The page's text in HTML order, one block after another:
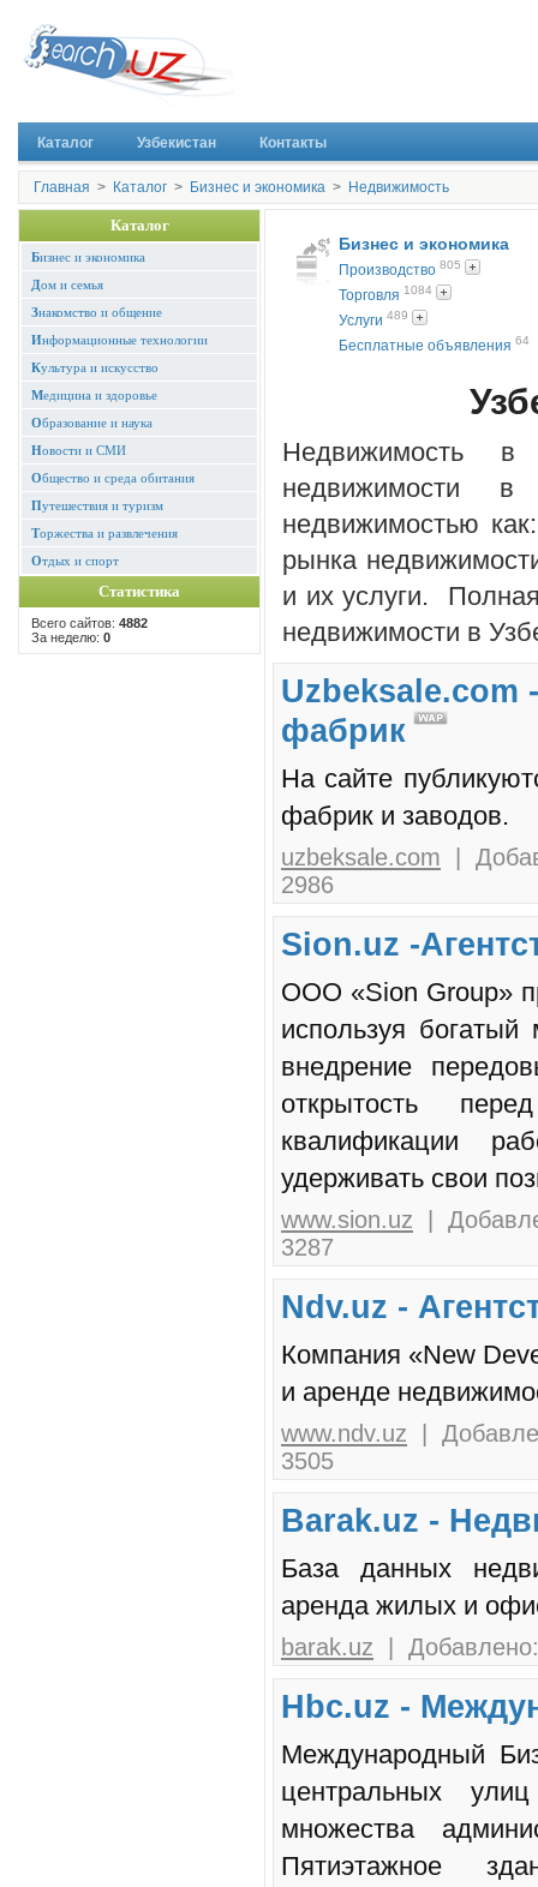
Каталог Узбекистан Контакты
Главная > Каталог > Бизнес и экономика > Недвижимость
Каталог
Бизнес и экономика
Дом и семья
Знакомство и общение
Информационные технологии
Культура и искусство
Медицина и здоровье
Образование и наука
Новости и СМИ
Общество и среда обитания
Путешествия и туризм
Торжества и развлечения
Отдых и спорт
Статистика
Всего сайтов: 4882
За неделю: 0
Бизнес и экономика
Производство 805
Торговля 1084
Услуги 489
Бесплатные объявления 64
Недвижимость в
недвижимости
недвижимостью
рынка
и их услуги.
недвижимости в
Uzbeksale.com
фабрик
На сайте
фабрик и заводов.
uzbeksale.com |
2986
Sion.uz -
ООО «Sion Group»
используя богатый
внедрение
открытость
квалификации
удерживать свои
www.sion.uz |
3287
Ndv.uz -
Компания «New
и аренде
www.ndv.uz |
3505
Barak.uz -
База данных
аренда жилых и
barak.uz |
Hbc.uz -
Международный
центральных
множества
Пятиэтажное